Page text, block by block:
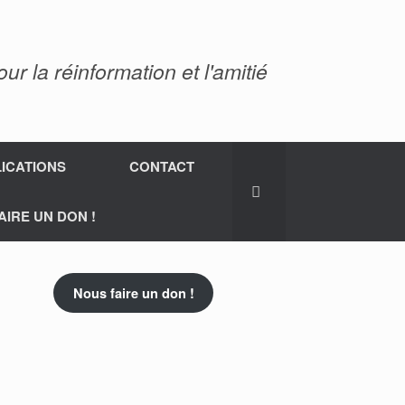
la réinformation et l'amitié
CONTACT
UN DON !
Nous faire un don !